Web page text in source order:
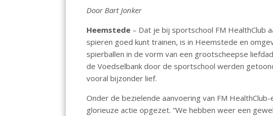
e
b
o
o
k
at
s
A
p
p
l
Door Bart Jonker
Heemstede – Dat je bij sportschool FM HealthClub
spieren goed kunt trainen, is in Heemstede en
spierballen in de vorm van een grootscheepse
de Voedselbank door de sportschool werden
vooral bijzonder lief.
Onder de bezielende aanvoering van FM
glorieuze actie opgezet. “We hebben weer een